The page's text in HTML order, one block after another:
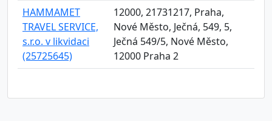
HAMMAMET
TRAVEL SERVICE,
s.r.o. v likvidaci
(25725645)
12000, 21731217, Praha,
Nové Město, Ječná, 549, 5,
Ječná 549/5, Nové Město,
12000 Praha 2